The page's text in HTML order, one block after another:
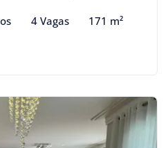
4 Vagas 171 m²